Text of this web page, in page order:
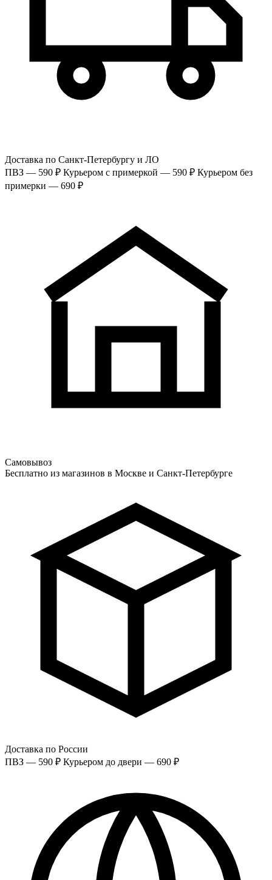
Доставка по Санкт-Петербургу и ЛО
ПВЗ — 590 ₽ Курьером с примеркой — 590 ₽ Курьером без
примерки — 690 ₽
Самовывоз
Бесплатно из магазинов в Москве и Санкт-Петербурге
Доставка по России
ПВЗ — 590 ₽ Курьером до двери — 690 ₽